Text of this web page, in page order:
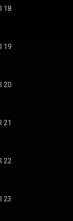
18
19
20
21
22
23